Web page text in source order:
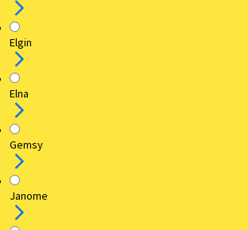
Elgin
Elna
Gemsy
Janome